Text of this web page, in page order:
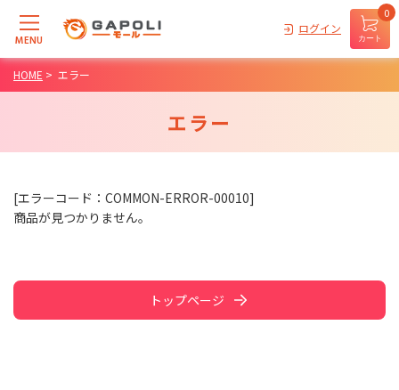
MENU
ログイン
カート
0
HOME > エラー
エラー
[エラーコード：COMMON-ERROR-00010]
商品が見つかりません。
トップページ